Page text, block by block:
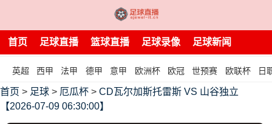
首页 足球直播 篮球直播 足球录像 足球新闻
英超 西甲 法甲 德甲 意甲 欧洲杯 欧冠 世预赛 欧联杯 日
首页 > 足球 > 厄瓜杯 > CD瓦尔加斯托雷斯 VS 山谷独立
【2026-07-09 06:30:00】